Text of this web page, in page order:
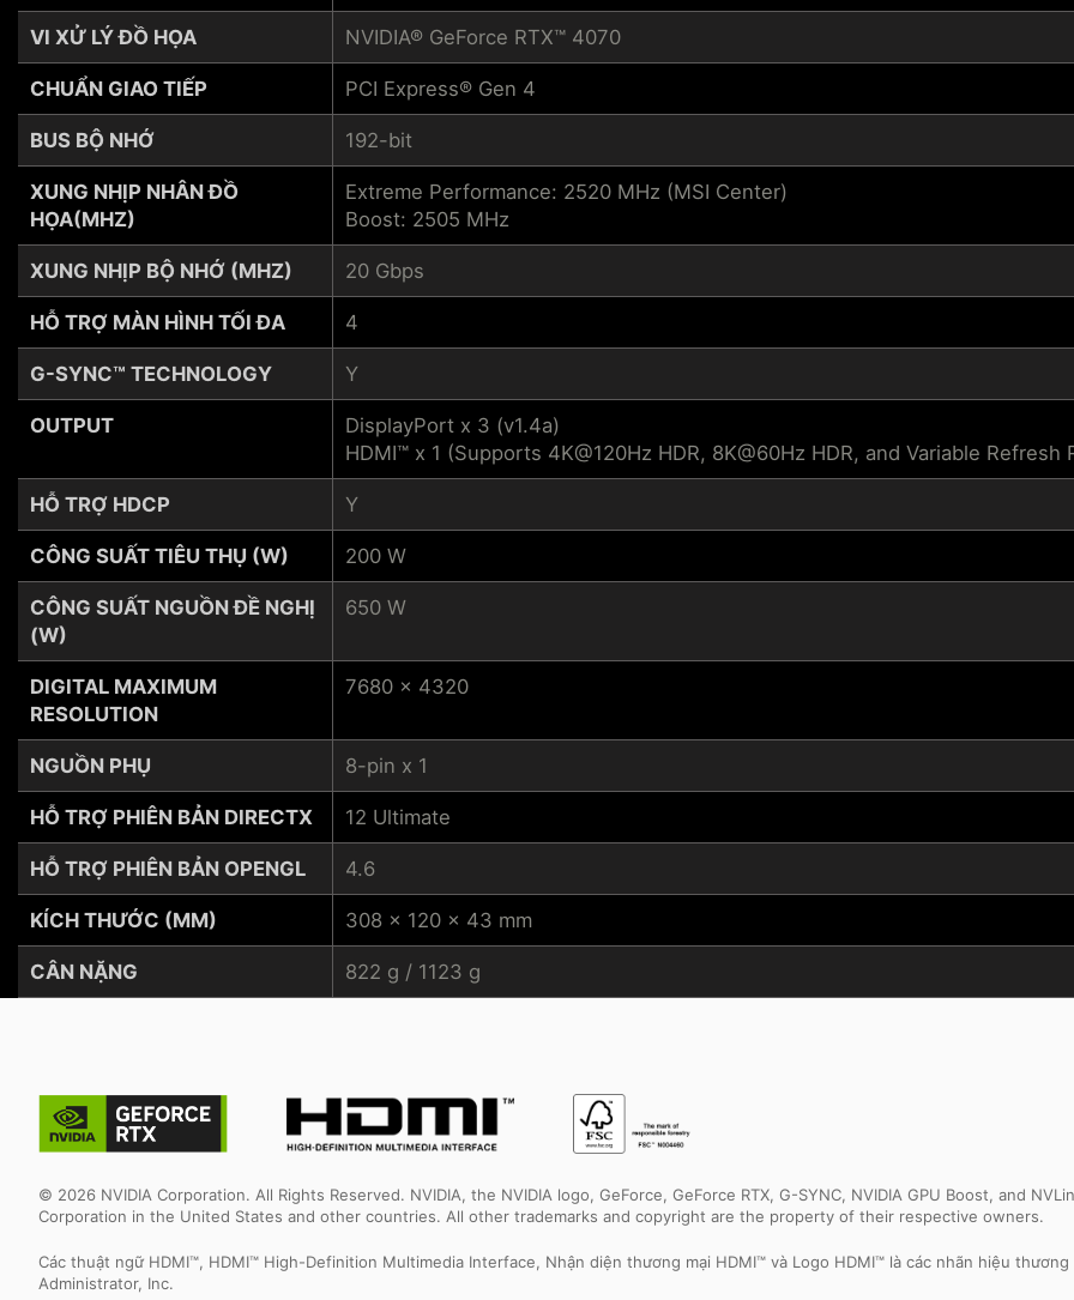
VI XỬ LÝ ĐỒ HỌA
CHUẨN GIAO TIẾP
BUS BỘ NHỚ
XUNG NHỊP NHÂN ĐỒ
HỌA(MHZ)
XUNG NHỊP BỘ NHỚ (MHZ)
HỖ TRỢ MÀN HÌNH TỐI ĐA
G-SYNC™ TECHNOLOGY
OUTPUT
HỖ TRỢ HDCP
CÔNG SUẤT TIÊU THỤ (W)
CÔNG SUẤT NGUỒN ĐỀ NGHỊ
(W)
DIGITAL MAXIMUM
RESOLUTION
NGUỒN PHỤ
HỖ TRỢ PHIÊN BẢN DIRECTX
HỖ TRỢ PHIÊN BẢN OPENGL
KÍCH THƯỚC (MM)
CÂN NẶNG
NVIDIA® GeForce RTX™ 4070
PCI Express® Gen 4
192-bit
Extreme Performance: 2520 MHz (MSI Center)
Boost: 2505 MHz
20 Gbps
4
Y
DisplayPort x 3 (v1.4a)
HDMI™ x 1 (Supports 4K@120Hz HDR, 8K@60Hz HDR, and Variable
Y
200 W
650 W
7680 x 4320
8-pin x 1
12 Ultimate
4.6
308 x 120 x 43 mm
822 g / 1123 g
© 2026 NVIDIA Corporation. All Rights Reserved. NVIDIA, the NVIDIA logo, GeForce, GeForce RTX, G-SYNC, NVIDIA GPU Boost, and
Corporation in the United States and other countries. All other trademarks and copyright are the property of their respective owners.
Các thuật ngữ HDMI™, HDMI™ High-Definition Multimedia Interface, Nhận diện thương mại HDMI™ và Logo HDMI™ là các nhãn hiệu
Administrator, Inc.